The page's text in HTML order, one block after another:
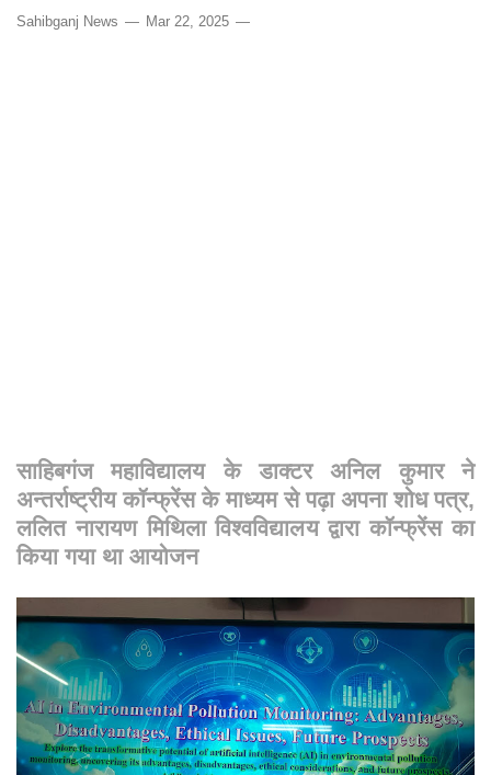
Sahibganj News Mar 22, 2025
साहिबगंज महाविद्यालय के डाक्टर अनिल कुमार ने
अन्तर्राष्ट्रीय कॉन्फ्रेंस के माध्यम से पढ़ा अपना शोध पत्र,
ललित नारायण मिथिला विश्वविद्यालय द्वारा कॉन्फ्रेंस का
किया गया था आयोजन